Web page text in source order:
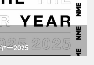
ー2025